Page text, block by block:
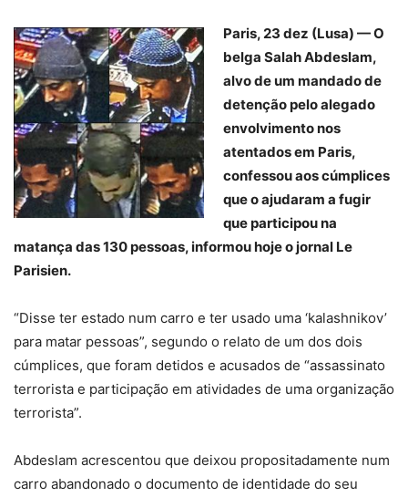
Paris, 23 dez (Lusa) — O
belga Salah Abdeslam,
alvo de um mandado de
detenção pelo alegado
envolvimento nos
atentados em Paris,
confessou aos cúmplices
que o ajudaram a fugir
que participou na
matança das 130 pessoas, informou hoje o jornal Le
Parisien.
“Disse ter estado num carro e ter usado uma ‘kalashnikov’
para matar pessoas”, segundo o relato de um dos dois
cúmplices, que foram detidos e acusados de “assassinato
terrorista e participação em atividades de uma organização
terrorista”.
Abdeslam acrescentou que deixou propositadamente num
carro abandonado o documento de identidade do seu